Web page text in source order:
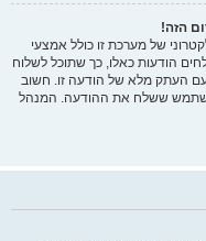
הזה!
של מערכת זו כולל אמצעי
הודעות כאלו, כך שתוכל לשלוח
העתק מלא של הודעה זו. חשוב
ששלח את ההודעה. המנהל